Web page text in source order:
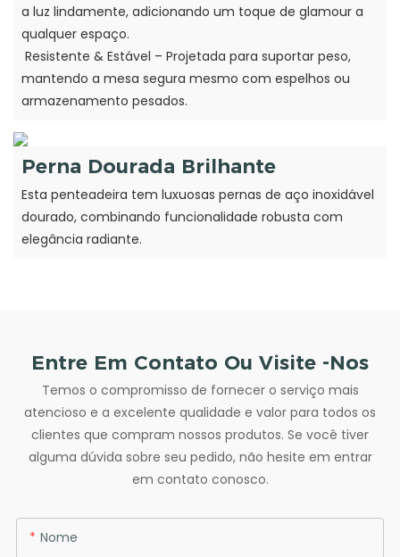
a luz lindamente, adicionando um toque de glamour a
qualquer espaço.
Resistente & Estável – Projetada para suportar peso,
mantendo a mesa segura mesmo com espelhos ou
armazenamento pesados.
Perna Dourada Brilhante
Esta penteadeira tem luxuosas pernas de aço inoxidável
dourado, combinando funcionalidade robusta com
elegância radiante.
Entre Em Contato Ou Visite -nos
Temos o compromisso de fornecer o serviço mais
atencioso e a excelente qualidade e valor para todos os
clientes que compram nossos produtos. Se você tiver
alguma dúvida sobre seu pedido, não hesite em entrar
em contato conosco.
Nome